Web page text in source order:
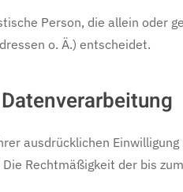
Person, die allein oder
o. Ä.) entscheidet.
ausdrücklichen
Rechtmäßigkeit der bis